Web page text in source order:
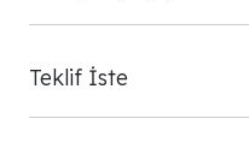
Teklif İste